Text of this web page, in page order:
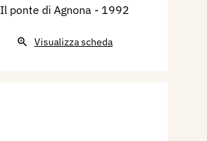
Il ponte di Agnona - 1992
Visualizza scheda